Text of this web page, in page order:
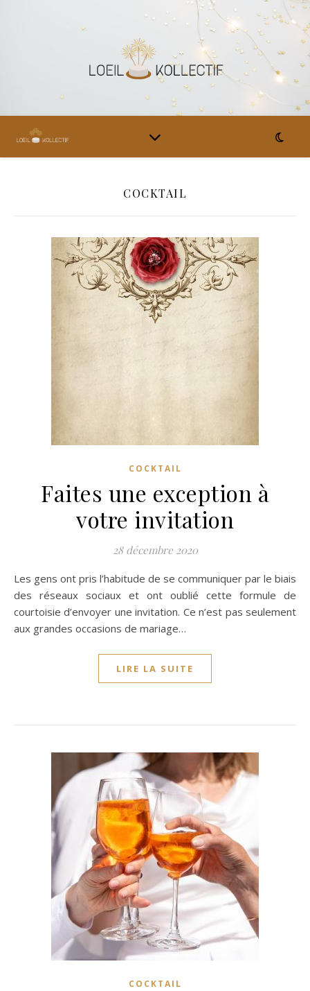
COCKTAIL
COCKTAIL
Faites une exception à
votre invitation
28 décembre 2020
Les gens ont pris l’habitude de se communiquer par le biais
des réseaux sociaux et ont oublié cette formule de
courtoisie d’envoyer une invitation. Ce n’est pas seulement
aux grandes occasions de mariage…
LIRE LA SUITE
COCKTAIL